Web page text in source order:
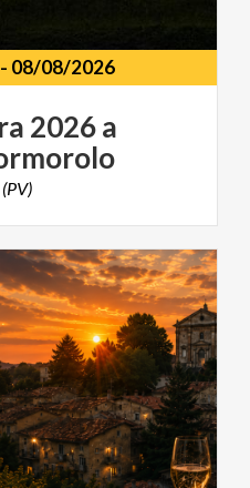
08/08/2026
2026a
(PV)